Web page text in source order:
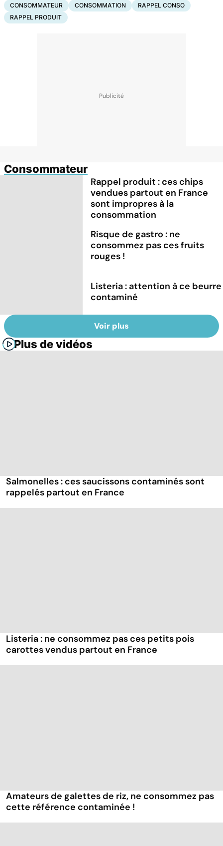
CONSOMMATEUR CONSOMMATION
RAPPEL CONSO
RAPPEL PRODUIT
Consommateur
Rappel produit : ces chips
vendues partout en France
sont impropres à la
consommation
Risque de gastro : ne
consommez pas ces fruits
rouges !
Listeria : attention à ce beurre
contaminé
Voir plus
Plus de vidéos
Salmonelles : ces saucissons contaminés sont
rappelés partout en France
Listeria : ne consommez pas ces petits pois
carottes vendus partout en France
Amateurs de galettes de riz, ne consommez pas
cette référence contaminée !